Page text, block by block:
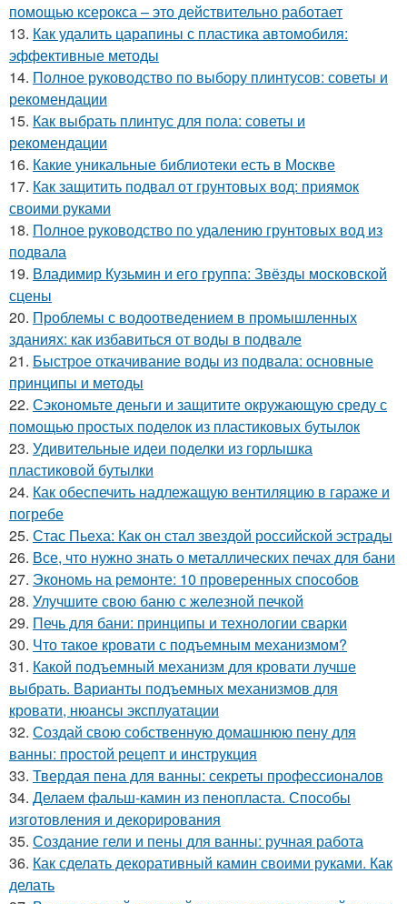
помощью ксерокса – это действительно работает
13. Как удалить царапины с пластика автомобиля:
эффективные методы
14. Полное руководство по выбору плинтусов: советы и
рекомендации
15. Как выбрать плинтус для пола: советы и
рекомендации
16. Какие уникальные библиотеки есть в Москве
17. Как защитить подвал от грунтовых вод: приямок
своими руками
18. Полное руководство по удалению грунтовых вод из
подвала
19. Владимир Кузьмин и его группа: Звёзды московской
сцены
20. Проблемы с водоотведением в промышленных
зданиях: как избавиться от воды в подвале
21. Быстрое откачивание воды из подвала: основные
принципы и методы
22. Сэкономьте деньги и защитите окружающую среду с
помощью простых поделок из пластиковых бутылок
23. Удивительные идеи поделки из горлышка
пластиковой бутылки
24. Как обеспечить надлежащую вентиляцию в гараже и
погребе
25. Стас Пьеха: Как он стал звездой российской эстрады
26. Все, что нужно знать о металлических печах для бани
27. Экономь на ремонте: 10 проверенных способов
28. Улучшите свою баню с железной печкой
29. Печь для бани: принципы и технологии сварки
30. Что такое кровати с подъемным механизмом?
31. Какой подъемный механизм для кровати лучше
выбрать. Варианты подъемных механизмов для
кровати, нюансы эксплуатации
32. Создай свою собственную домашнюю пену для
ванны: простой рецепт и инструкция
33. Твердая пена для ванны: секреты профессионалов
34. Делаем фальш-камин из пенопласта. Способы
изготовления и декорирования
35. Создание гели и пены для ванны: ручная работа
36. Как сделать декоративный камин своими руками. Как
делать